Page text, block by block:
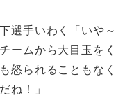
選手いわく「いや
ームから大目玉を
怒られることもな
ね！」